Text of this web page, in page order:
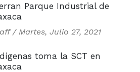
Parque Industrial de
/ Martes, Julio 27, 2021
toma la SCT en